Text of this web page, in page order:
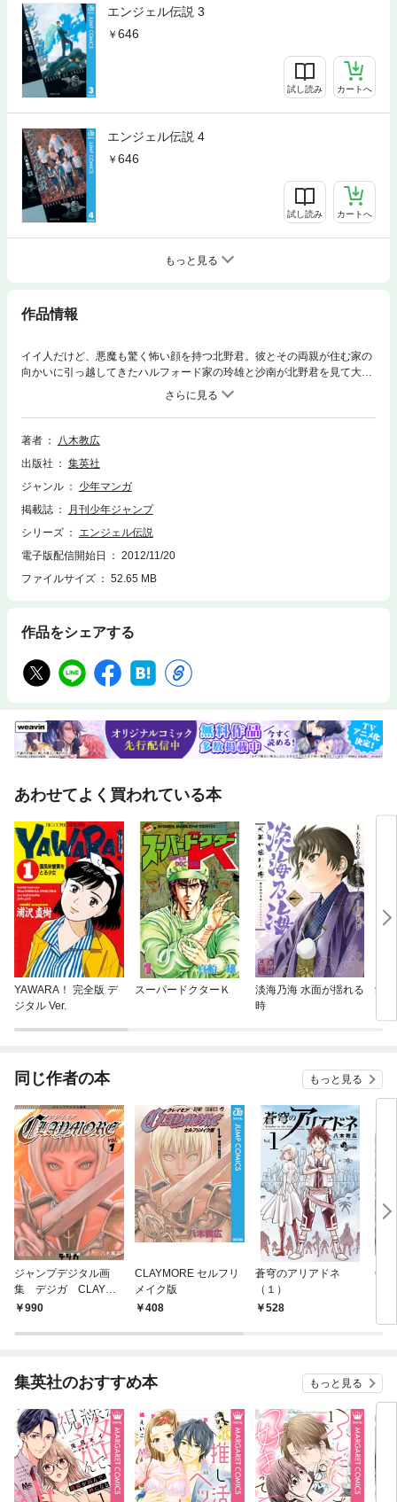
エンジェル伝説 3
646
試し読み カートへ
エンジェル伝説 4
646
試し読み カートへ
もっと見る
作品情報
イイ人だけど、悪魔も驚く怖い顔を持つ北野君。彼とその両親が住む家の
向かいに引っ越してきたハルフォード家の玲雄と沙南が北野君を見て大騒
ぎ!! おまけにいくのまで巻き込んで北野君とのバトルに大発展!? 涙なくし
ては語れない、学園最”恐”顔ギャグ第9巻!!
著者
八木教広
出版社
集英社
ジャンル
少年マンガ
掲載誌
月刊少年ジャンプ
シリーズ
エンジェル伝説
電子版配信開始日
2012/11/20
ファイルサイズ
52.65 MB
作品をシェアする
あわせてよく買われている本
YAWARA！ 完全版 デ
ジタル Ver.
スーパードクターＫ
淡海乃海 水面が揺れる
時
餓
同じ作者の本 もっと見る
ジャンプデジタル画
集 デジガ CLAYMO
RE 1
990
CLAYMORE セルフリ
メイク版
408
蒼穹のアリアドネ
（１）
528
集英社のおすすめ本 もっと見る